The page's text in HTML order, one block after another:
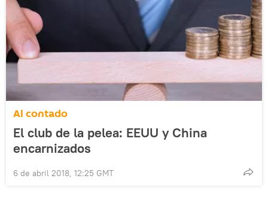
Al contado
El club de la pelea: EEUU y China
encarnizados
6 de abril 2018, 12:25 GMT